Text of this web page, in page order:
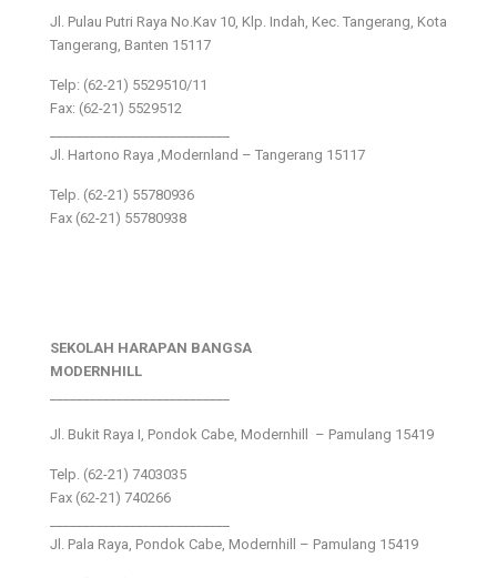
Jl. Pulau Putri Raya No.Kav 10, Klp. Indah, Kec. Tangerang, Kota
Tangerang, Banten 15117
Telp: (62-21) 5529510/11
Fax: (62-21) 5529512
Jl. Hartono Raya ,Modernland – Tangerang 15117
Telp. (62-21) 55780936
Fax (62-21) 55780938
SEKOLAH HARAPAN BANGSA
MODERNHILL
Jl. Bukit Raya I, Pondok Cabe, Modernhill – Pamulang 15419
Telp. (62-21) 7403035
Fax (62-21) 740266
Jl. Pala Raya, Pondok Cabe, Modernhill – Pamulang 15419